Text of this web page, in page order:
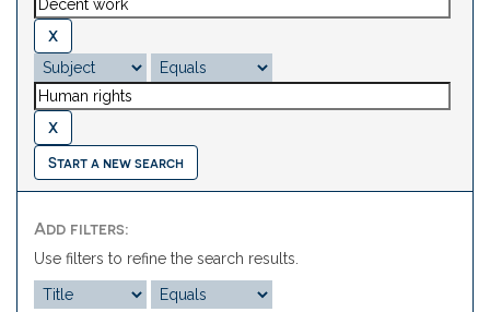
Start a new search
Add filters:
Use filters to refine the search results.